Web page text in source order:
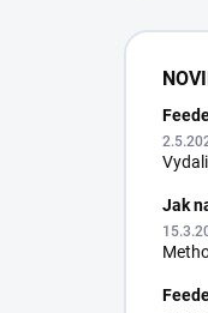
Jak